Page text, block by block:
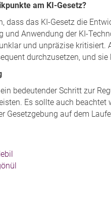
am KI-Gesetz?
dass das KI-Gesetz die
und Anwendung der KI-
und unpräzise kritisiert.
durchzusetzen, und
bedeutender Schritt zur
Es sollte auch
Gesetzgebung auf dem